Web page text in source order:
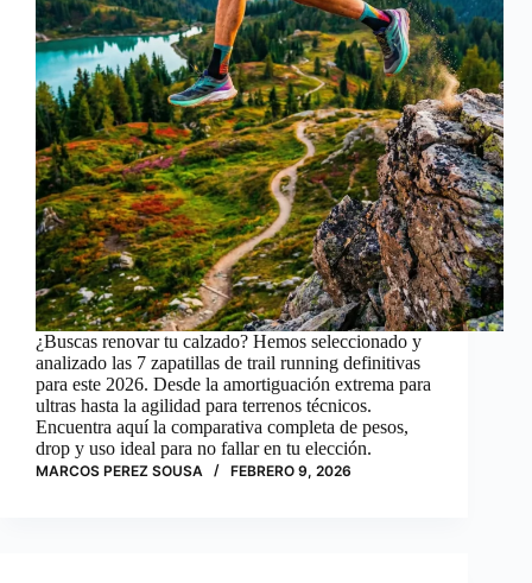
¿Buscas renovar tu calzado? Hemos seleccionado y
analizado las 7 zapatillas de trail running definitivas
para este 2026. Desde la amortiguación extrema para
ultras hasta la agilidad para terrenos técnicos.
Encuentra aquí la comparativa completa de pesos,
drop y uso ideal para no fallar en tu elección.
MARCOS PEREZ SOUSA FEBRERO 9, 2026